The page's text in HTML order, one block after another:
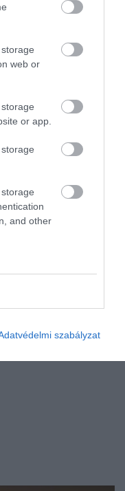
web or
or app.
and other
szabályzat
időjárás-
közepén azonban